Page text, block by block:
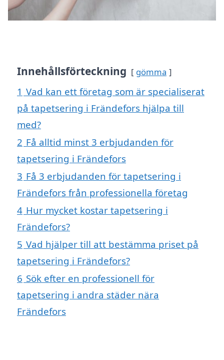
Innehållsförteckning gömma
1 Vad kan ett företag som är specialiserat
på tapetsering i Frändefors hjälpa till
med?
2 Få alltid minst 3 erbjudanden för
tapetsering i Frändefors
3 Få 3 erbjudanden för tapetsering i
Frändefors från professionella företag
4 Hur mycket kostar tapetsering i
Frändefors?
5 Vad hjälper till att bestämma priset på
tapetsering i Frändefors?
6 Sök efter en professionell för
tapetsering i andra städer nära
Frändefors